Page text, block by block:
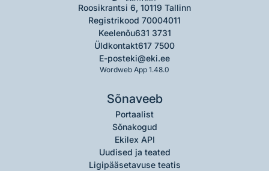
Roosikrantsi 6, 10119 Tallinn
Registrikood 70004011
Keelenõu631 3731
Üldkontakt617 7500
E-posteki@eki.ee
Wordweb App 1.48.0
Sõnaveeb
Portaalist
Sõnakogud
Ekilex API
Uudised ja teated
Ligipääsetavuse teatis